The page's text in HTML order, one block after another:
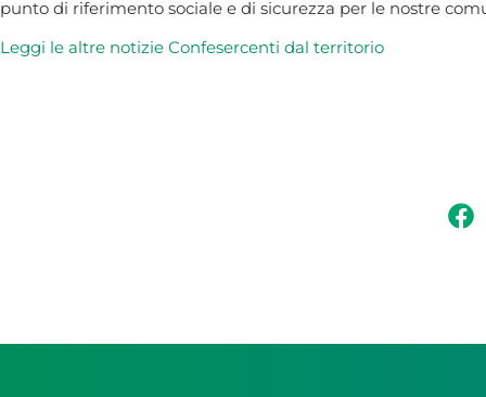
punto di riferimento sociale e di sicurezza per le nostre
Leggi le altre notizie Confesercenti dal territorio